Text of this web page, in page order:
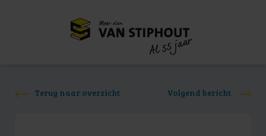
Meer dan
Al 55 jaar
Terug naar overzicht Volgend bericht